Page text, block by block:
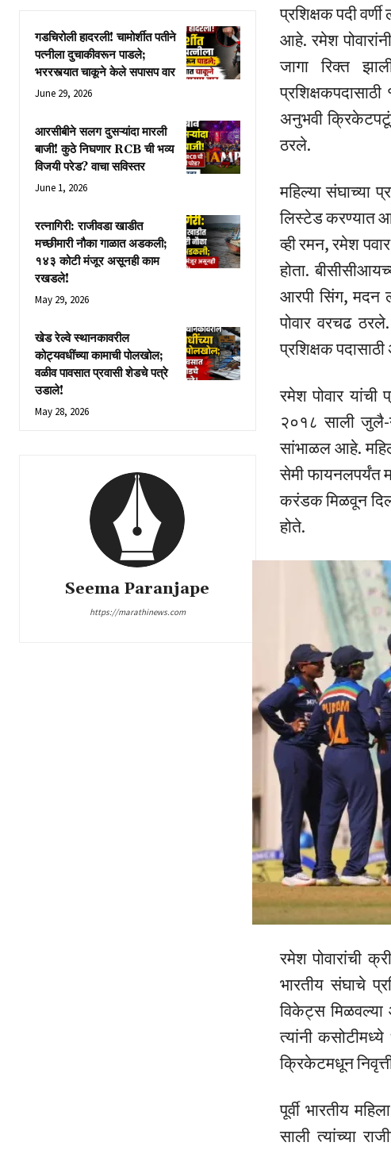
गडचिरोली हादरली! चामोर्शीत पतीने
पत्नीला दुचाकीवरून पाडले;
भररस्त्यात चाकूने केले सपासप वार
June 29, 2026
आरसीबीने सलग दुसऱ्यांदा मारली
बाजी! कुठे निघणार RCB ची भव्य
विजयी परेड? वाचा सविस्तर
June 1, 2026
रत्नागिरी: राजीवडा खाडीत
मच्छीमारी नौका गाळात अडकली;
१४३ कोटी मंजूर असूनही काम
रखडले!
May 29, 2026
खेड रेल्वे स्थानकावरील
कोट्यवधींच्या कामाची पोलखोल;
वळीव पावसात प्रवासी शेडचे पत्रे
उडाले!
May 28, 2026
Seema Paranjape
https://marathinews.com
प्रशिक्षक पदी
आहे. रमेश
जागा रिक्त
अनुभवी
ठरले.
महिल्या संघाच्या
लिस्टेड करण्यात
व्ही रमन, रमेश
होता.
आरपी सिंग, मदन
पोवार वरचढ
प्रशिक्षक
रमेश पोवार यांची
२०१८ साली जुलै-
सांभाळल आहे.
सेमी फायनलपर्यंत
करंडक मिळवून
होते.
रमेश पोवारांची
भारतीय संघाचे
विकेट्स
त्यांनी
क्रिकेटमधून
पूर्वी भारतीय
साली त्यांच्या